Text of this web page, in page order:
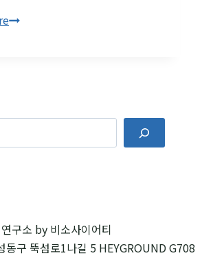
2025년,
비밀,
Loop
구소 by 비소사이어티
동구 뚝섬로1나길 5 HEYGROUND G708